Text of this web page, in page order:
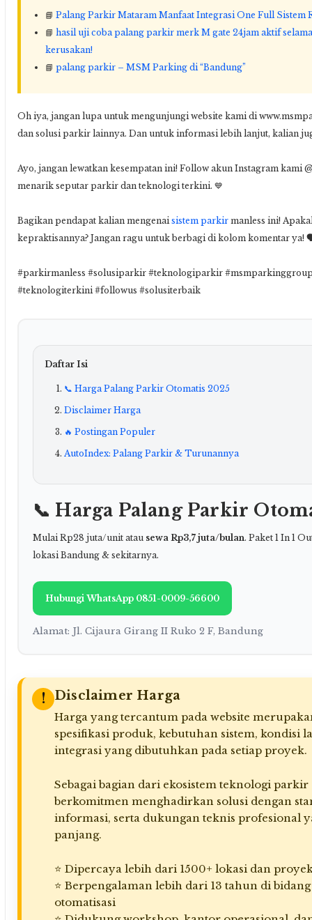
📘 Palang Parkir Mataram Manfaat Integrasi One Full Sistem
📘 hasil uji coba palang parkir merk M gate 24jam aktif
kerusakan!
📘 palang parkir – MSM Parking di “Bandung”
Oh iya, jangan lupa untuk mengunjungi website kami di
dan solusi parkir lainnya. Dan untuk informasi lebih lanjut, kalian
Ayo, jangan lewatkan kesempatan ini! Follow akun Instagram
menarik seputar parkir dan teknologi terkini. 💙
Bagikan pendapat kalian mengenai sistem parkir manless ini!
kepraktisannya? Jangan ragu untuk berbagi di kolom komentar ya!
#parkirmanless #solusiparkir #teknologiparkir
#teknologiterkini #followus #solusiterbaik
Daftar Isi
📞 Harga Palang Parkir Otomatis 2025
Disclaimer Harga
🔥 Postingan Populer
AutoIndex: Palang Parkir & Turunannya
📞 Harga Palang Parkir
Mulai Rp28 juta/unit atau sewa Rp3,7 juta/bulan. Paket 1 In 1
lokasi Bandung & sekitarnya.
Hubungi WhatsApp 0851-0009-56600
Alamat: Jl. Cijaura Girang II Ruko 2 F, Bandung
! Disclaimer Harga
Harga yang tercantum pada website
spesifikasi produk, kebutuhan sistem, kondisi
integrasi yang dibutuhkan pada setiap proyek.
Sebagai bagian dari ekosistem teknologi
berkomitmen menghadirkan solusi dengan
informasi, serta dukungan teknis profesional
panjang.
⭐ Dipercaya lebih dari 1500+ lokasi dan
⭐ Berpengalaman lebih dari 13 tahun di
otomatisasi